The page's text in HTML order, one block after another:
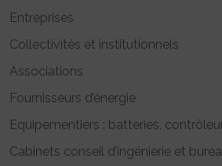
Entreprises
Collectivités et institutionnels
Associations
Fournisseurs d’énergie
Equipementiers : batteries,
Cabinets conseil d’ingénierie et